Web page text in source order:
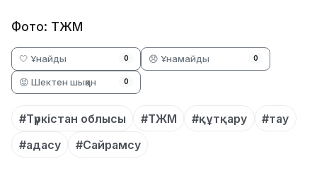
Фото: ТЖМ
🤍 Ұнайды 0 😞 Ұнамайды 0
😡 Шектен шыққан 0
#Түркістан облысы #ТЖМ #құтқару
#тау
#адасу
#Сайрамсу